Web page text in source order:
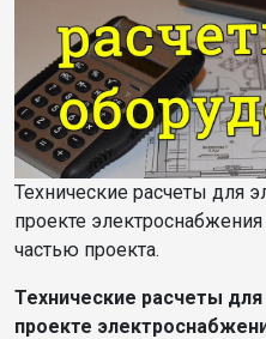
Технические расчеты для
проекте
частью проекта.
Технические расчеты
проекте